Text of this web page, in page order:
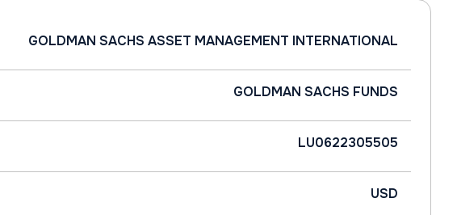
GOLDMAN SACHS ASSET MANAGEMENT INTERNATIONAL
GOLDMAN SACHS FUNDS
LU0622305505
USD